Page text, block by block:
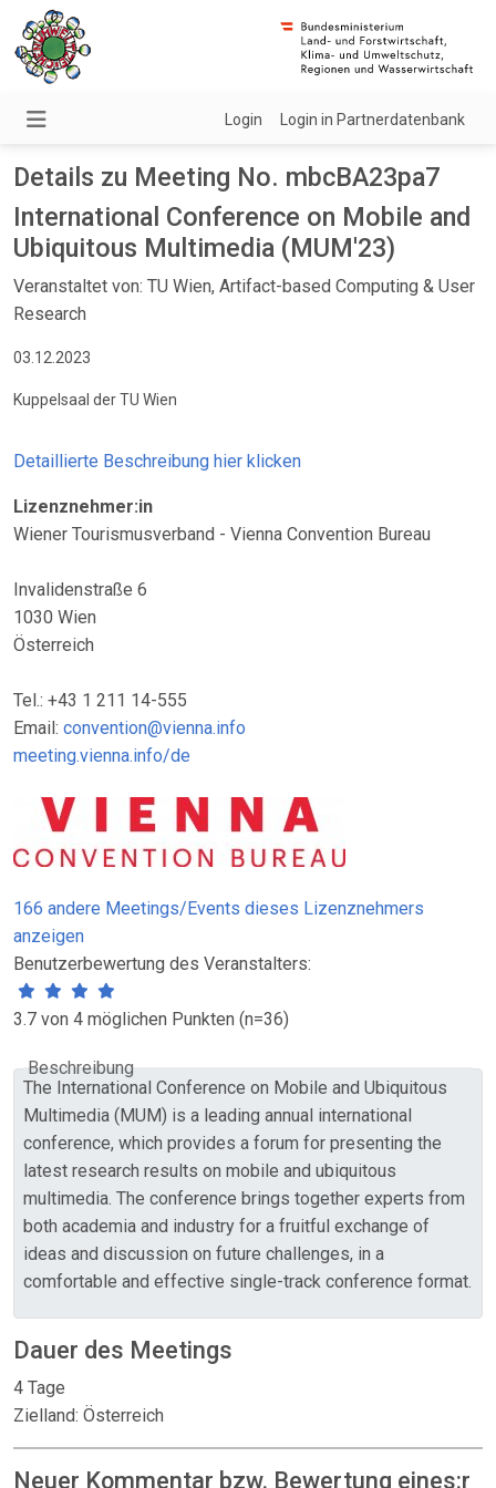
Login Login in Partnerdatenbank
Details zu Meeting No. mbcBA23pa7
International Conference on Mobile and
Ubiquitous Multimedia (MUM'23)
Veranstaltet von: TU Wien, Artifact-based Computing & User
Research
03.12.2023
Kuppelsaal der TU Wien
Detaillierte Beschreibung hier klicken
Lizenznehmer:in
Wiener Tourismusverband - Vienna Convention Bureau
Invalidenstraße 6
1030 Wien
Österreich
Tel.: +43 1 211 14-555
Email: convention@vienna.info
meeting.vienna.info/de
166 andere Meetings/Events dieses Lizenznehmers
anzeigen
Benutzerbewertung des Veranstalters:
3.7 von 4 möglichen Punkten (n=36)
Beschreibung
The International Conference on Mobile and Ubiquitous
Multimedia (MUM) is a leading annual international
conference, which provides a forum for presenting the
latest research results on mobile and ubiquitous
multimedia. The conference brings together experts from
both academia and industry for a fruitful exchange of
ideas and discussion on future challenges, in a
comfortable and effective single-track conference format.
Dauer des Meetings
4 Tage
Zielland: Österreich
Neuer Kommentar bzw. Bewertung eines:r